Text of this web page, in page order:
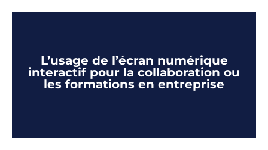
L’usage de l’écran numérique
interactif pour la collaboration ou
les formations en entreprise